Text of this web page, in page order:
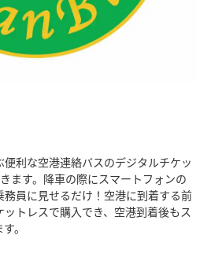
利な空港連絡バスのデジタルチケッ
ます。降車の際にスマートフォンの
員に見せるだけ！空港に到着する前
トレスで購入でき、空港到着後もス
。